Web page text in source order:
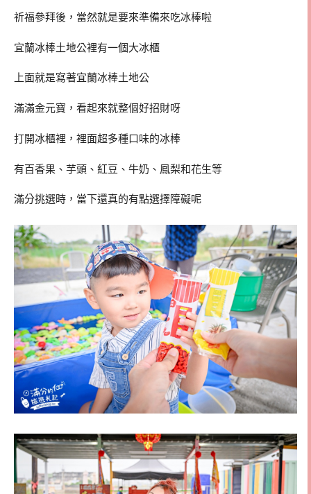
祈福參拜後，當然就是要來準備來吃冰棒啦
宜蘭冰棒土地公裡有一個大冰櫃
上面就是寫著宜蘭冰棒土地公
滿滿金元寶，看起來就整個好招財呀
打開冰櫃裡，裡面超多種口味的冰棒
有百香果、芋頭、紅豆、牛奶、鳳梨和花生等
滿分挑選時，當下還真的有點選擇障礙呢